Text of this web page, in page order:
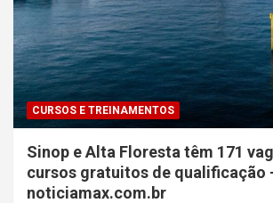
CURSOS E TREINAMENTOS
Sinop e Alta Floresta têm 171
cursos gratuitos de qualificação
noticiamax.com.br